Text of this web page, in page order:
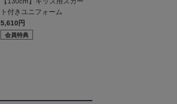
ト付きユニフォーム
5,610円
会員特典